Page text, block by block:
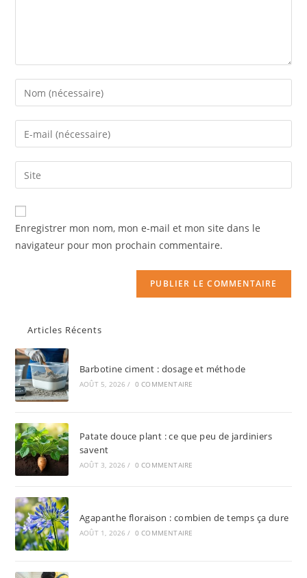
Enregistrer mon nom, mon e-mail et mon site dans le
navigateur pour mon prochain commentaire.
Articles Récents
Barbotine ciment : dosage et méthode
AOÛT 5, 2026 / 0 COMMENTAIRE
Patate douce plant : ce que peu de jardiniers
savent
AOÛT 3, 2026 / 0 COMMENTAIRE
Agapanthe floraison : combien de temps ça dure
AOÛT 1, 2026 / 0 COMMENTAIRE